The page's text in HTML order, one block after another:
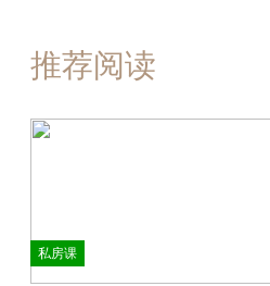
推荐阅读
私房课